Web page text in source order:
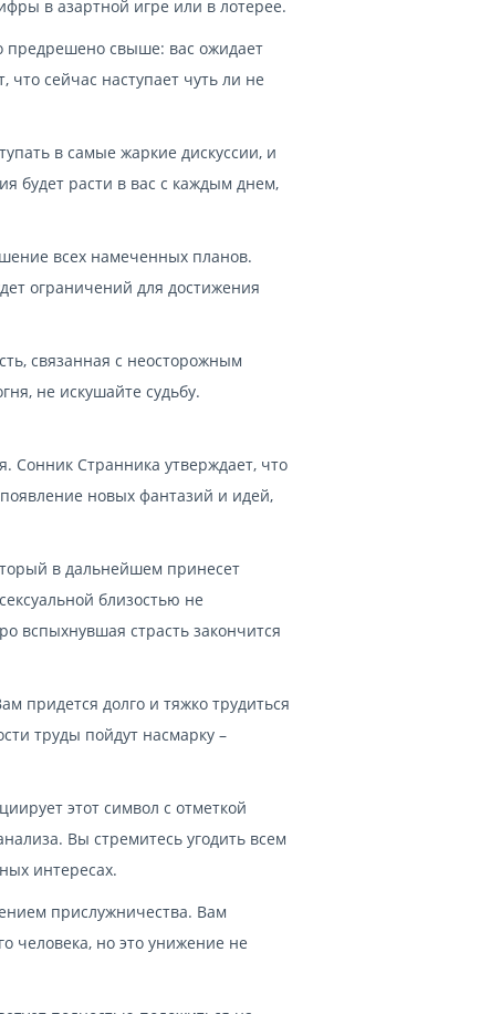
в азартной игре или в лотерее.
предрешено свыше: вас ожидает
что сейчас наступает чуть ли не
в самые жаркие дискуссии, и
будет расти в вас с каждым днем,
всех намеченных планов.
ограничений для достижения
связанная с неосторожным
не искушайте судьбу.
Сонник Странника утверждает, что
новых фантазий и идей,
в дальнейшем принесет
близостью не
вспыхнувшая страсть закончится
придется долго и тяжко трудиться
труды пойдут насмарку –
этот символ с отметкой
Вы стремитесь угодить всем
интересах.
прислужничества. Вам
человека, но это унижение не